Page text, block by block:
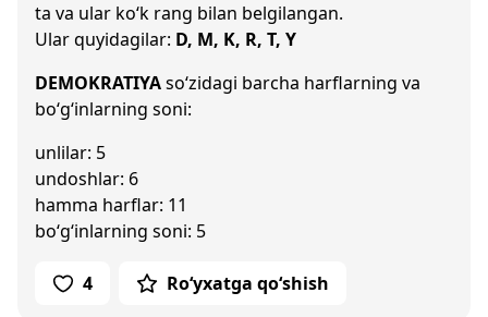
ta va ular ko‘k rang bilan belgilangan.
Ular quyidagilar: D, M, K, R, T, Y
DEMOKRATIYAso‘zidagi barcha harflarning va
bo‘g‘inlarning soni:
unlilar: 5
undoshlar: 6
hamma harflar: 11
bo‘g‘inlarning soni: 5
4 Ro‘yxatga qo‘shish